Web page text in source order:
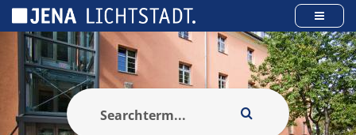
Панель керування кукі